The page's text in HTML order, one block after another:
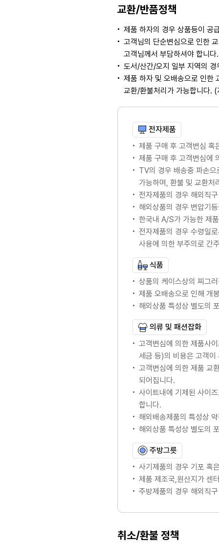
교환/반품정책
제품 하자의 경우 상품등이 공
고객님의 단순변심으로 인한
고객님께서 부담하셔야 합니
도서/산간/오지 일부 지역의
제품 하자 및 오배송으로 인한
교환/환불처리가 가능합니다.
전자제품
제품 구매 후 고객변심 혹
제품 구매 후 고객변심에
TV의 경우 배송중 파손
가능하며, 환불 및 교환처
전자제품의 경우 해외직
해외상품의 경우 변압기
한국내 A/S가 가능한 제
전자제품의 경우 수령일
사용에 의한 부주의로 간
식품
상품의 케이스상의 찌그
제품 오배송으로 인해 개
해외상품 특성상 별도의
의류 및 패션잡화
고객변심에 의한 제품사
세금 등)의 비용은 고객이
고객변심에 의한 제품 교
되어집니다.
사이트내에 기제된 사이
합니다.
해외배송제품의 특성상
해외상품 특성상 별도의
주방그릇
사기제품의 경우 기포 혹
제품 제조국,원산지가 센
주방제품의 경우 해외직
취소/환불 정책